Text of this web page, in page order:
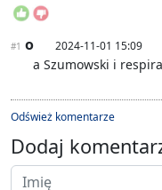
#1 o 2024-11-01 15:09
a Szumowski i
Odśwież komentarze
Dodaj